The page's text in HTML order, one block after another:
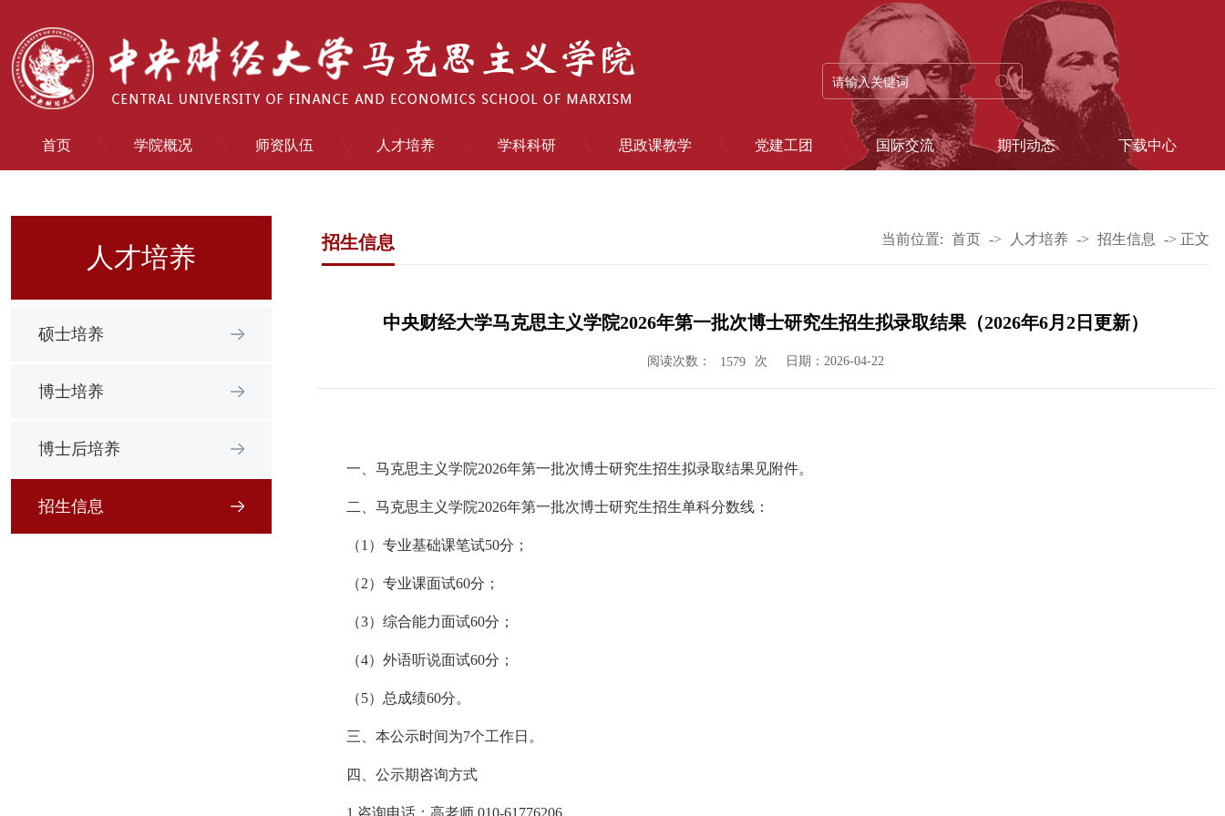
首页 学院概况 师资队伍 人才培养 学科科研 思政课教学 党建工团 国际交流 期刊动态 下载中心
人才培养
硕士培养
博士培养
博士后培养
招生信息
招生信息 当前位置: 首页 -> 人才培养 -> 招生信息 -> 正文
中央财经大学马克思主义学院2026年第一批次博士研究生招生拟录取结果（2026年6月2日更新）
阅读次数： 1579 次 日期：2026-04-22
一、马克思主义学院2026年第一批次博士研究生招生拟录取结果见附件。
二、马克思主义学院2026年第一批次博士研究生招生单科分数线：
（1）专业基础课笔试50分；
（2）专业课面试60分；
（3）综合能力面试60分；
（4）外语听说面试60分；
（5）总成绩60分。
三、本公示时间为7个工作日。
四、公示期咨询方式
1.咨询电话：高老师 010-61776206